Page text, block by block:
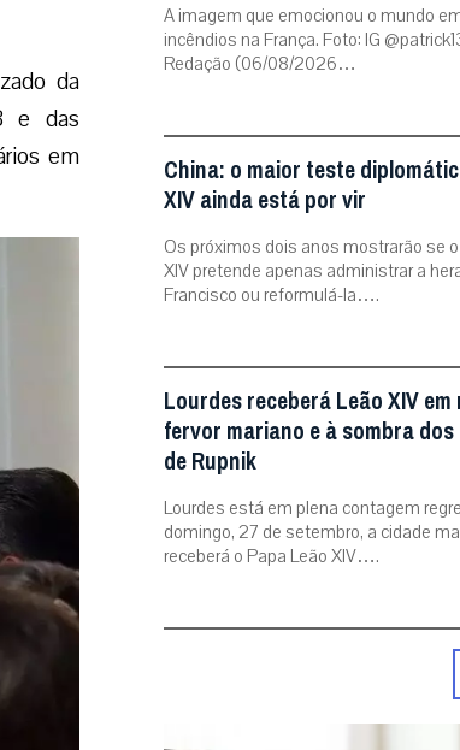
da
e das
em
A imagem que emocionou o mundo
incêndios na França. Foto: IG
Redação (06/08/2026…
China: o maior teste
XIV ainda está por vir
Os próximos dois anos mostrarão se
XIV pretende apenas administrar a
Francisco ou reformulá-la….
Lourdes receberá Leão XIV em
fervor mariano e à sombra
de Rupnik
Lourdes está em plena contagem
domingo, 27 de setembro, a cidade
receberá o Papa Leão XIV….